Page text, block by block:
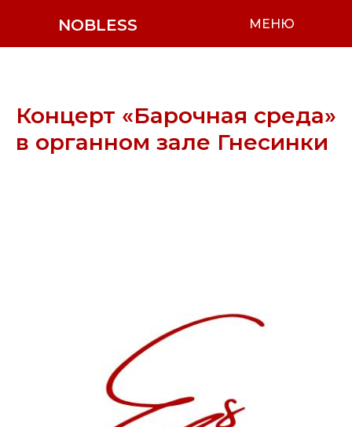
NOBLESS МЕНЮ
Концерт «Барочная среда»
в органном зале Гнесинки